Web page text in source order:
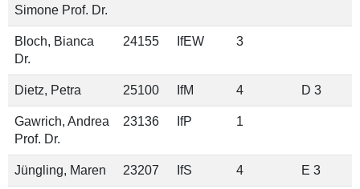
Simone Prof. Dr.
Bloch, Bianca
Dr.
24155 IfEW 3
Dietz, Petra 25100 IfM 4 D 3
Gawrich, Andrea
Prof. Dr.
23136 IfP 1
Jüngling, Maren 23207 IfS 4 E 3